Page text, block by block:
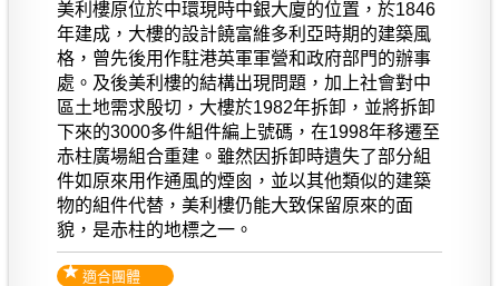
美利樓原位於中環現時中銀大廈的位置，於1846
年建成，大樓的設計饒富維多利亞時期的建築風
格，曾先後用作駐港英軍軍營和政府部門的辦事
處。及後美利樓的結構出現問題，加上社會對中
區土地需求殷切，大樓於1982年拆卸，並將拆卸
下來的3000多件組件編上號碼，在1998年移遷至
赤柱廣場組合重建。雖然因拆卸時遺失了部分組
件如原來用作通風的煙囪，並以其他類似的建築
物的組件代替，美利樓仍能大致保留原來的面
貌，是赤柱的地標之一。
適合團體